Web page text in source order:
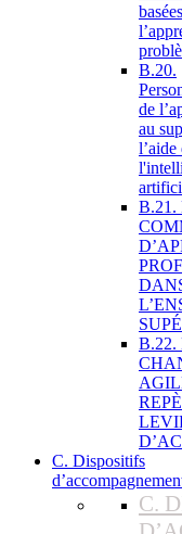
B.20.
de
au
l’aide
B.21.
B.22.
C. Dispositifs
C.